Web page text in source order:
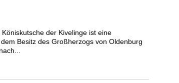
der Kivelinge ist eine
Besitz des Großherzogs von Oldenburg